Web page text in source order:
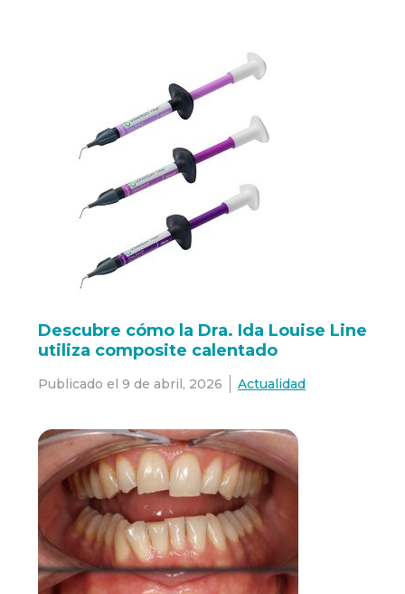
Descubre cómo la Dra. Ida Louise Line
utiliza composite calentado
Publicado el 9 de abril, 2026 Actualidad